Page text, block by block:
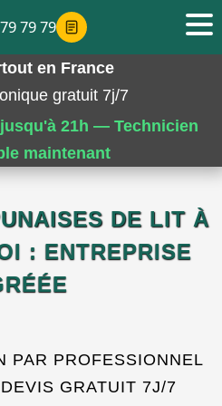
en France
gratuit 7j/7
21h — Technicien
maintenant
DE LIT À
: ENTREPRISE
PAR PROFESSIONNEL
GRATUIT 7J/7
79 79